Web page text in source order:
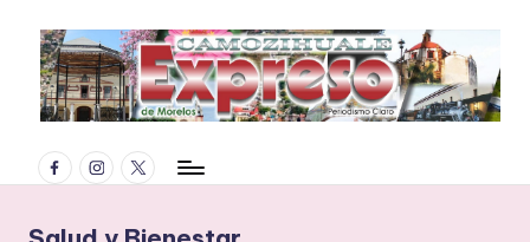
Saltar
contenido
x
FacebookInstagram
Twitter